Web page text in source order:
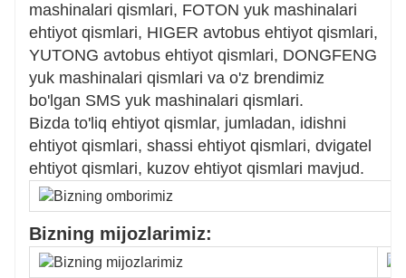
mashinalari qismlari, FOTON yuk mashinalari
ehtiyot qismlari, HIGER avtobus ehtiyot qismlari,
YUTONG avtobus ehtiyot qismlari, DONGFENG
yuk mashinalari qismlari va o'z brendimiz
bo'lgan SMS yuk mashinalari qismlari.
Bizda to'liq ehtiyot qismlar, jumladan, idishni
ehtiyot qismlari, shassi ehtiyot qismlari, dvigatel
ehtiyot qismlari, kuzov ehtiyot qismlari mavjud.
Bizning mijozlarimiz: